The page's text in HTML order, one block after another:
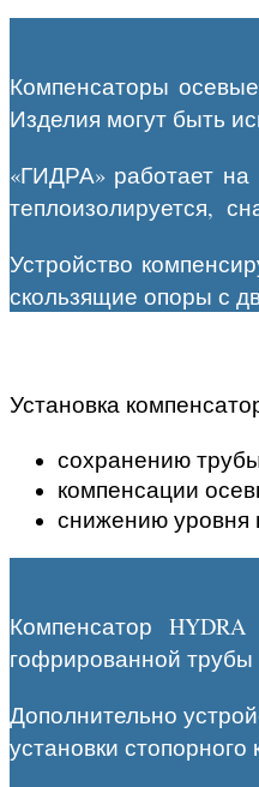
Компенсаторы
Изделия могут быть
«ГИДРА» работает на
теплоизолируется,
Устройство
скользящие опоры с
Установка
сохранению
компенсации
снижению уровня
Компенсатор
гофрированной трубы
Дополнительно
установки